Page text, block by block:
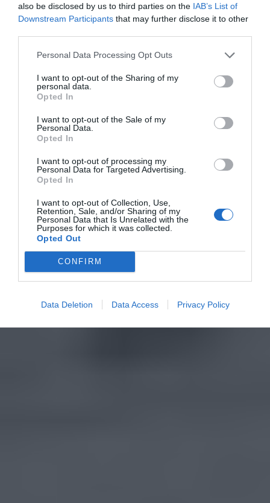
also be disclosed by us to third parties on the IAB’s List of
Downstream Participants that may further disclose it to other
Personal Data Processing Opt Outs
I want to opt-out of the Sharing of my
personal data.
Opted In
I want to opt-out of the Sale of my
Personal Data.
Opted In
I want to opt-out of processing my
Personal Data for Targeted Advertising.
Opted In
I want to opt-out of Collection, Use,
Retention, Sale, and/or Sharing of my
Personal Data that Is Unrelated with the
Purposes for which it was collected.
Opted Out
CONFIRM
Data Deletion Data Access Privacy Policy